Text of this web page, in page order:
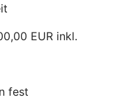
EUR inkl.
fest